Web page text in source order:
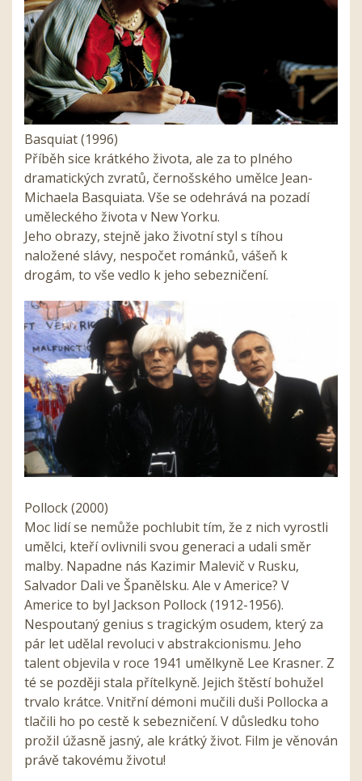
Basquiat (1996)
Příběh sice krátkého života, ale za to plného
dramatických zvratů, černošského umělce Jean-
Michaela Basquiata. Vše se odehrává na pozadí
uměleckého života v New Yorku.
Jeho obrazy, stejně jako životní styl s tíhou
naložené slávy, nespočet románků, vášeň k
drogám, to vše vedlo k jeho sebezničení.
Pollock (2000)
Moc lidí se nemůže pochlubit tím, že z nich vyrostli
umělci, kteří ovlivnili svou generaci a udali směr
malby. Napadne nás Kazimir Malevič v Rusku,
Salvador Dali ve Španělsku. Ale v Americe? V
Americe to byl Jackson Pollock (1912-1956).
Nespoutaný genius s tragickým osudem, který za
pár let udělal revoluci v abstrakcionismu. Jeho
talent objevila v roce 1941 umělkyně Lee Krasner. Z
té se později stala přítelkyně. Jejich štěstí bohužel
trvalo krátce. Vnitřní démoni mučili duši Pollocka a
tlačili ho po cestě k sebezničení. V důsledku toho
prožil úžasně jasný, ale krátký život. Film je věnován
právě takovému životu!